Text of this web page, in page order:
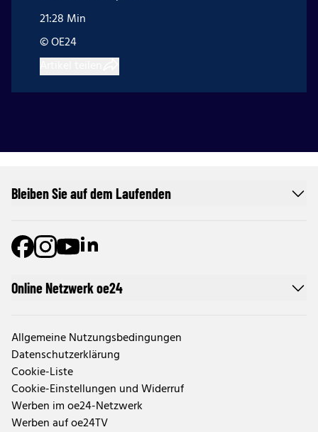
21:28 Min
© OE24
Online Netzwerk oe24
Allgemeine Nutzungsbedingungen
Datenschutzerklärung
Cookie-Liste
Cookie-Einstellungen und Widerruf
Werben im oe24-Netzwerk
Werben auf oe24TV
Bleiben Sie auf dem Laufenden